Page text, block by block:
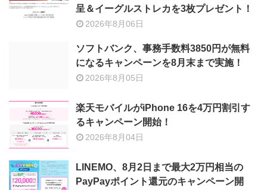
呈＆イーグルストレカを3枚プレゼント！
2026年8月06日
ソフトバンク、事務手数料3850円が無料
になるキャンペーンを8月末まで実施！
2026年8月05日
楽天モバイルがiPhone 16を4万円割引す
るキャンペーン開始！
2026年8月04日
LINEMO、8月2日まで最大2万円相当の
PayPayポイント還元のキャンペーン開